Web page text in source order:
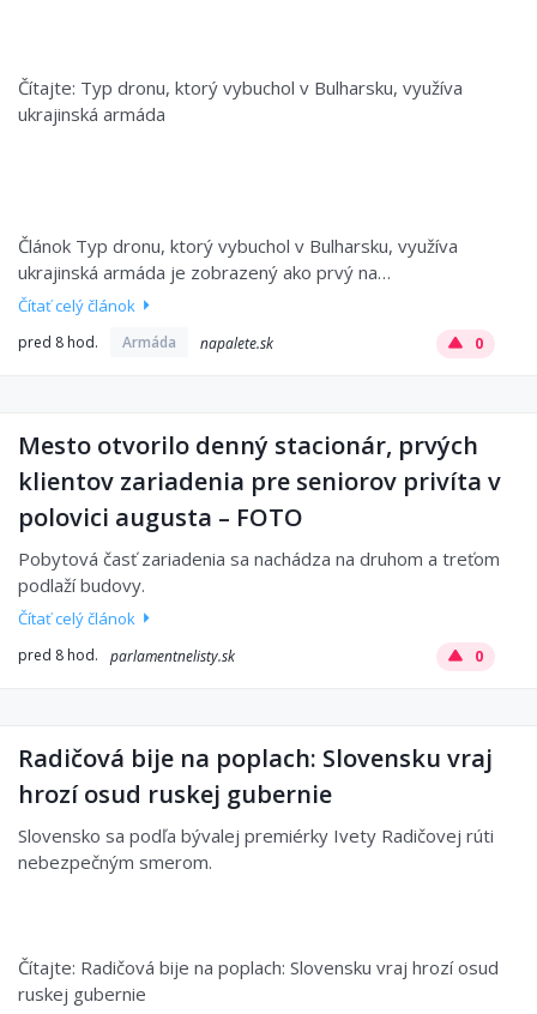
Čítajte: Typ dronu, ktorý vybuchol v Bulharsku, využíva
ukrajinská armáda
Článok Typ dronu, ktorý vybuchol v Bulharsku, využíva
ukrajinská armáda je zobrazený ako prvý na…
Čítať celý článok
pred 8 hod. Armáda napalete.sk 0
Mesto otvorilo denný stacionár, prvých
klientov zariadenia pre seniorov privíta v
polovici augusta – FOTO
Pobytová časť zariadenia sa nachádza na druhom a treťom
podlaží budovy.
Čítať celý článok
pred 8 hod. parlamentnelisty.sk 0
Radičová bije na poplach: Slovensku vraj
hrozí osud ruskej gubernie
Slovensko sa podľa bývalej premiérky Ivety Radičovej rúti
nebezpečným smerom.
Čítajte: Radičová bije na poplach: Slovensku vraj hrozí osud
ruskej gubernie